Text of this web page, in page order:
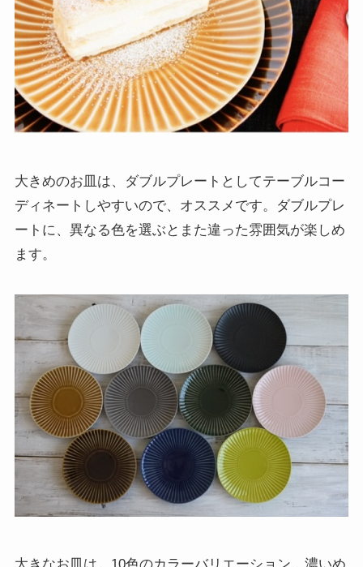
大きめのお皿は、ダブルプレートとしてテーブルコー
ディネートしやすいので、オススメです。ダブルプレ
ートに、異なる色を選ぶとまた違った雰囲気が楽しめ
ます。